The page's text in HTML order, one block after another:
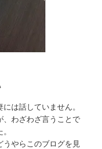
は話していません。
、わざわざ言うことで
うやらこのブログを見